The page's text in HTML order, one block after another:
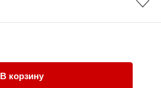
В корзину